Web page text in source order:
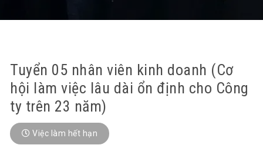
Tuyển 05 nhân viên kinh doanh (Cơ
hội làm việc lâu dài ổn định cho Công
ty trên 23 năm)
Việc làm hết hạn